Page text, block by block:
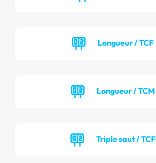
Longueur / TCF
Longueur / TCM
Triple saut / TCF